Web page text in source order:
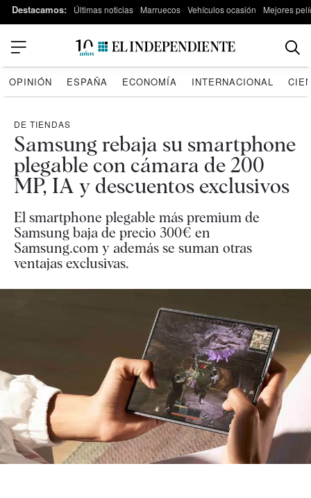
Destacamos: Últimas noticias Marruecos Vehículos ocasión Mejores
OPINIÓN ESPAÑA ECONOMÍA INTERNACIONAL
DE TIENDAS
Samsung rebaja su smartphone
plegable con cámara de 200
MP, IA y descuentos exclusivos
El smartphone plegable más premium de
Samsung baja de precio 300€ en
Samsung.com y además se suman otras
ventajas exclusivas.